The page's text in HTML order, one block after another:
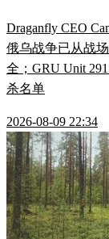
Draganfly CEO
俄乌战争已从战
全；GRU Unit
杀名单
2026-08-09 22:34